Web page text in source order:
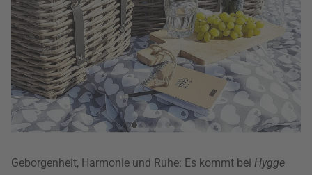
Geborgenheit, Harmonie und Ruhe: Es kommt bei Hygge